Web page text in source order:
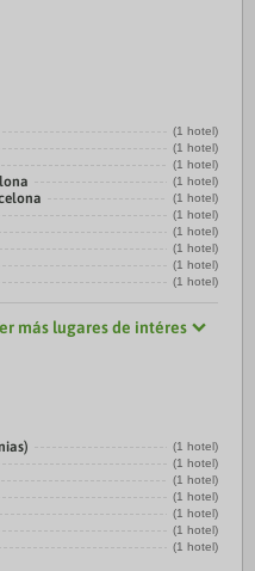
(1 hotel)
(1 hotel)
(1 hotel)
(1 hotel)
(1 hotel)
(1 hotel)
(1 hotel)
(1 hotel)
(1 hotel)
(1 hotel)
más lugares de intéres
(1 hotel)
(1 hotel)
(1 hotel)
(1 hotel)
(1 hotel)
(1 hotel)
(1 hotel)